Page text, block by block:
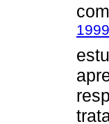
1999